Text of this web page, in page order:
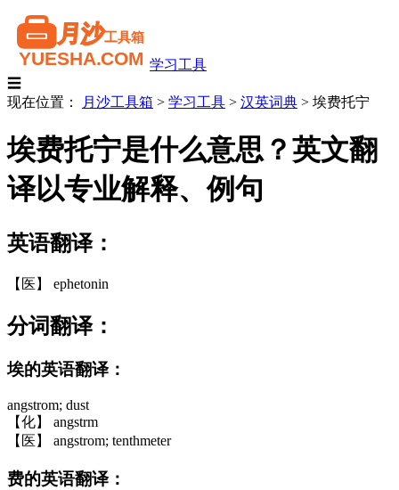
学习工具
☰
现在位置：
月沙工具箱 > 学习工具 > 汉英词典 > 埃费托宁
埃费托宁是什么意思？英文翻
译以专业解释、例句
英语翻译：
【医】 ephetonin
分词翻译：
埃的英语翻译：
angstrom; dust
【化】 angstrm
【医】 angstrom; tenthmeter
费的英语翻译：